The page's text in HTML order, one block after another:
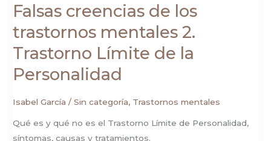
Falsas creencias de los
trastornos mentales 2.
Trastorno Límite de la
Personalidad
Isabel García/Sin categoría, Trastornos mentales
Qué es y qué no es el Trastorno Límite de Personalidad,
síntomas, causas y tratamientos.